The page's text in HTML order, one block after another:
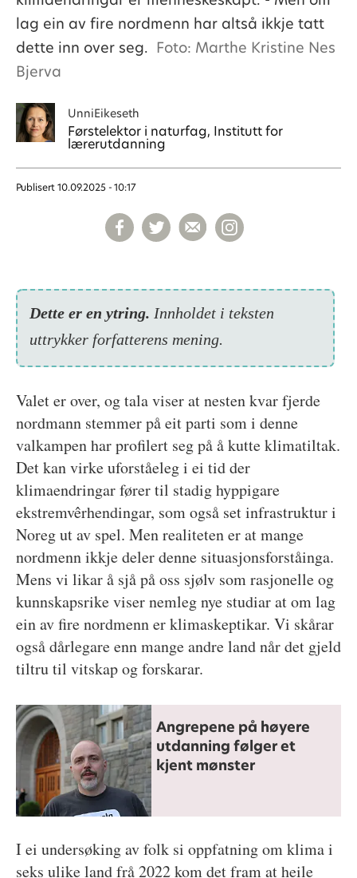
lag ein av fire nordmenn har altså ikkje tatt
dette inn over seg. Foto: Marthe Kristine Nes
Bjerva
UnniEikeseth
Førstelektor i naturfag, Institutt for
lærerutdanning
Publisert 10.09.2025 - 10:17
Dette er en ytring. Inn­holdet i teksten
uttrykker forfatterens mening.
Valet er over, og tala viser at nesten kvar fjerde
nordmann stemmer på eit parti som i denne
valkampen har profilert seg på å kutte klimatiltak.
Det kan virke uforståeleg i ei tid der
klimaendringar fører til stadig hyppigare
ekstremvêrhendingar, som også set infrastruktur i
Noreg ut av spel. Men realiteten er at mange
nordmenn ikkje deler denne situasjonsforståinga.
Mens vi likar å sjå på oss sjølv som rasjonelle og
kunnskapsrike viser nemleg nye studiar at om lag
ein av fire nordmenn er klimaskeptikar. Vi skårar
også dårlegare enn mange andre land når det gjeld
tiltru til vitskap og forskarar.
Angrepene på høyere
utdanning følger et
kjent mønster
I ei undersøking av folk si oppfatning om klima i
seks ulike land frå 2022 kom det fram at heile